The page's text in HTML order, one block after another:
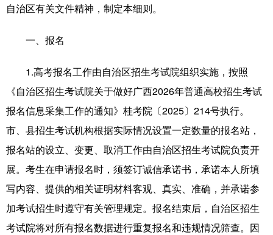
自治区有关文件精神，制定本细则。
一、报名
1.高考报名工作由自治区招生考试院组织实施，按照
《自治区招生考试院关于做好广西2026年普通高校招生考试
报名信息采集工作的通知》桂考院〔2025〕214号执行。
市、县招生考试机构根据实际情况设置一定数量的报名站，
报名站的设立、变更、取消工作由自治区招生考试院负责开
展。考生在申请报名时，须签订诚信承诺书，承诺本人所填
写内容、提供的相关证明材料客观、真实、准确，并承诺参
加考试招生时遵守有关管理规定。报名结束后，自治区招生
考试院将对所有报名数据进行重复报名和违规情况筛查。因